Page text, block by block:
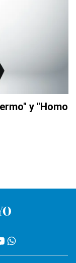
y "Homo